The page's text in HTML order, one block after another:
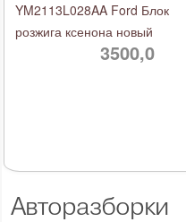
Авторазборки
YM2113L028AA Ford Блок
розжига ксенона новый
3500,0